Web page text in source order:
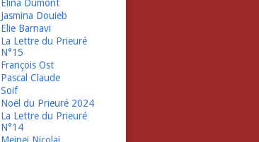
Elina Dumont
Jasmina Douieb
Elie Barnavi
La Lettre du Prieuré
N°15
François Ost
Pascal Claude
Soif
Noël du Prieuré 2024
La Lettre du Prieuré
N°14